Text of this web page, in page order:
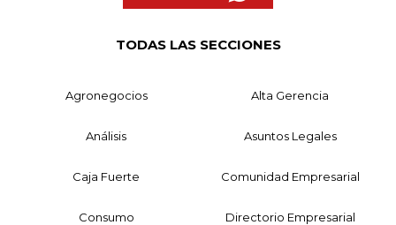
TODAS LAS SECCIONES
Agronegocios Alta Gerencia
Análisis Asuntos Legales
Caja Fuerte Comunidad Empresarial
Consumo Directorio Empresarial